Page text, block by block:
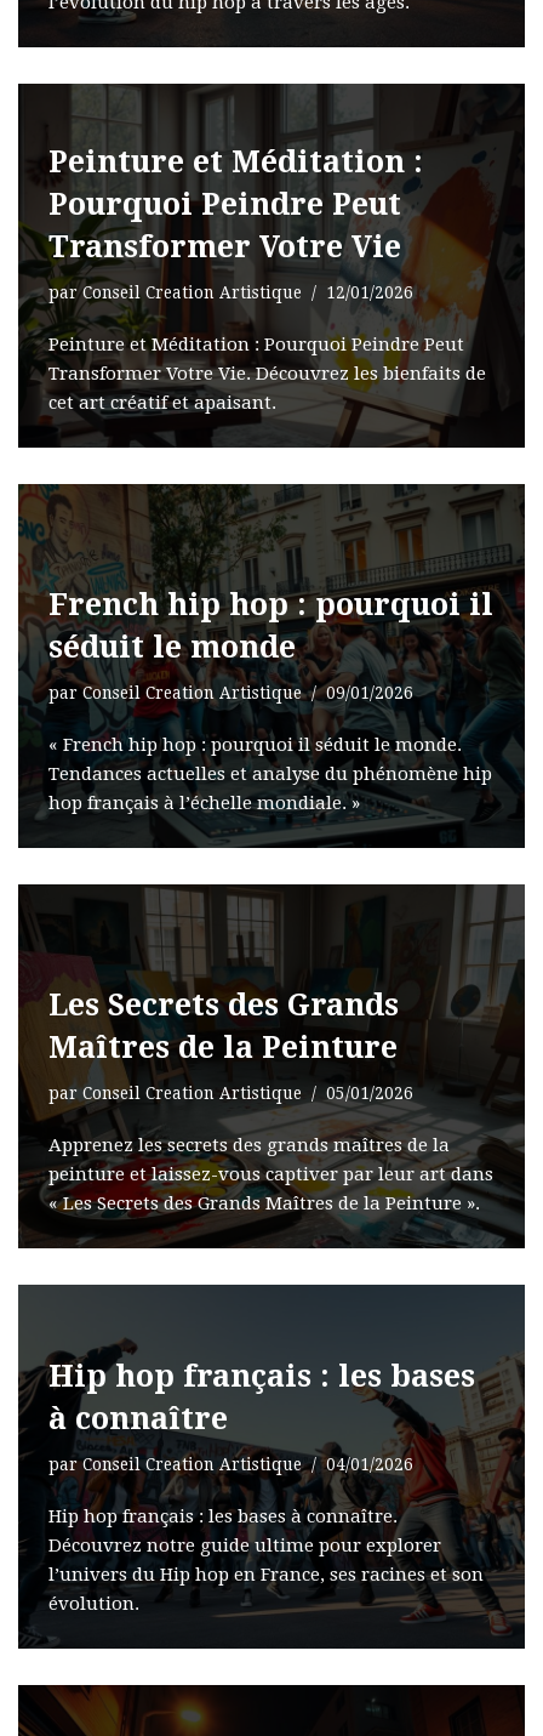
Peinture et Méditation :
Pourquoi Peindre Peut
Transformer Votre Vie
parConseil Creation Artistique 12/01/2026
Peinture et Méditation : Pourquoi Peindre Peut
Transformer Votre Vie. Découvrez les bienfaits de
cet art créatif et apaisant.
French hip hop : pourquoi il
séduit le monde
parConseil Creation Artistique 09/01/2026
« French hip hop : pourquoi il séduit le monde.
Tendances actuelles et analyse du phénomène hip
hop français à l’échelle mondiale. »
Les Secrets des Grands
Maîtres de la Peinture
parConseil Creation Artistique 05/01/2026
Apprenez les secrets des grands maîtres de la
peinture et laissez-vous captiver par leur art dans
« Les Secrets des Grands Maîtres de la Peinture ».
Hip hop français : les bases
à connaître
parConseil Creation Artistique 04/01/2026
Hip hop français : les bases à connaître.
Découvrez notre guide ultime pour explorer
l’univers du Hip hop en France, ses racines et son
évolution.